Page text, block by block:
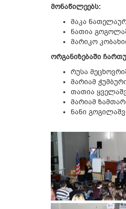
მონაწილეებს:
მაკა
ნათია
მარიკო
ორგანიზებაში
რუსა
მარიამ
თათია
მარიამ
ნანი